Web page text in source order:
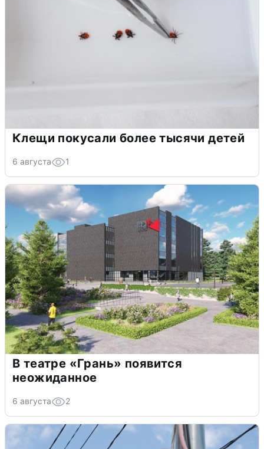
Клещи покусали более тысячи детей
6 августа 1
В театре «Грань» появится
неожиданное
6 августа 2